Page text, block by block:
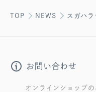
TOP NEWS スガハ
お問い合わせ
オンラインショップ